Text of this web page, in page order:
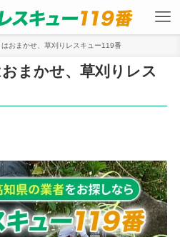
おまかせ、草刈りレスキュー119番
まかせ、草刈りレス